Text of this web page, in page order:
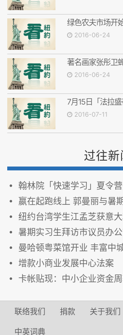
绿色农夫市场开
2016-06-24
著名画家张彤卫
2016-06-24
7月15日「法拉
2016-07-11
过往新
翰林院「快速学习」夏令
嬴在起跑线上 郭曼丽与暑
纽约台湾学生江孟芝获意
暑期实习生拜访市议员办
曼哈顿粤菜馆开业 丰富中
增款小商业发展中心法案
卡帐贴现：中小企业资金
联络我们 捐款 关于我们
中英词典